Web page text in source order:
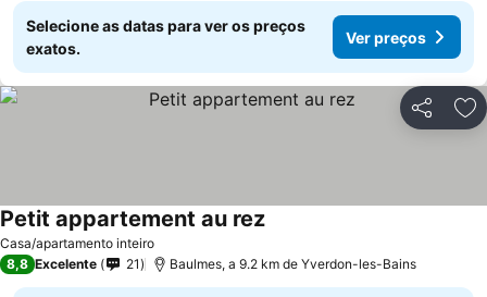
Selecione as datas para ver os preços
exatos.
Ver preços
Partilhar
Casa/apartamento inteiro
Petit appartement au rez
8,8 Excelente 21 Baulmes, a 9.2 km de Yverdon-les-Bains